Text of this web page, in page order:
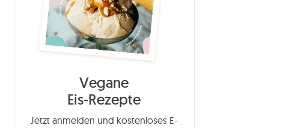
Vegane
Eis-Rezepte
Jetzt anmelden und kostenloses E-